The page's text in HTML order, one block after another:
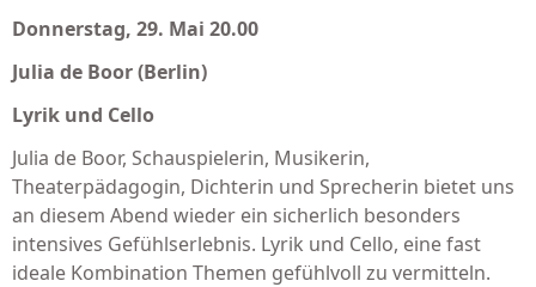
Donnerstag, 29. Mai 20.00
Julia de Boor (Berlin)
Lyrik und Cello
Julia de Boor, Schauspielerin, Musikerin,
Theaterpädagogin, Dichterin und Sprecherin bietet uns
an diesem Abend wieder ein sicherlich besonders
intensives Gefühlserlebnis. Lyrik und Cello, eine fast
ideale Kombination Themen gefühlvoll zu vermitteln.